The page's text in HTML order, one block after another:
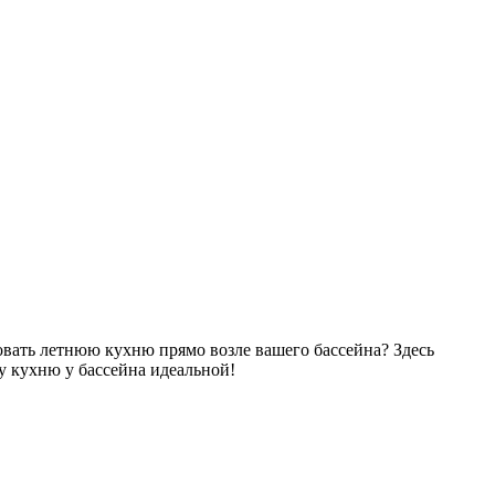
летнюю кухню прямо возле вашего бассейна? Здесь
кухню у бассейна идеальной!